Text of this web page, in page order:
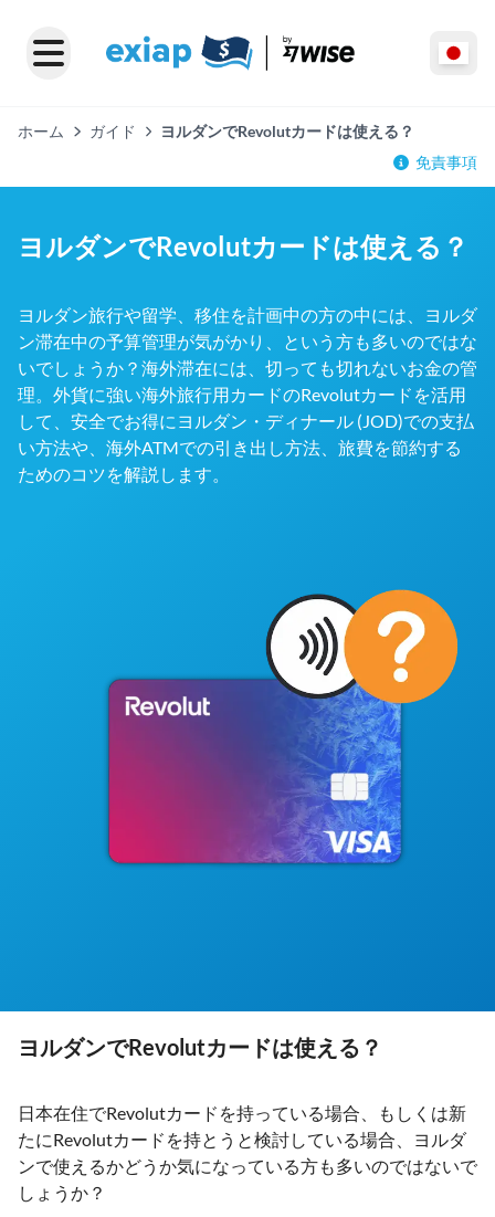
ホーム ガイド
ヨルダンでRevolutカードは使える？
免責事項
ヨルダンでRevolutカードは使える？
ヨルダン旅行や留学、移住を計画中の方の中には、ヨルダ
ン滞在中の予算管理が気がかり、という方も多いのではな
いでしょうか？海外滞在には、切っても切れないお金の管
理。外貨に強い海外旅行用カードのRevolutカードを活用
して、安全でお得にヨルダン・ディナール (JOD)での支払
い方法や、海外ATMでの引き出し方法、旅費を節約する
ためのコツを解説します。
ヨルダンでRevolutカードは使える？
日本在住でRevolutカードを持っている場合、もしくは新
たにRevolutカードを持とうと検討している場合、ヨルダ
ンで使えるかどうか気になっている方も多いのではないで
しょうか？